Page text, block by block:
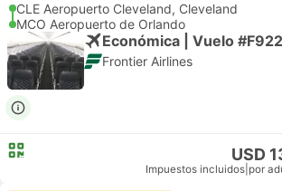
CLE Aeropuerto Cleveland, Cleveland
MCO Aeropuerto de Orlando
Económica | Vuelo
Frontier Airlines
USD
Impuestos incluidos por